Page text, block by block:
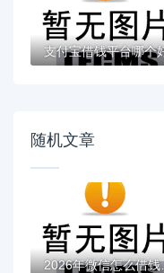
随机文章
2026年